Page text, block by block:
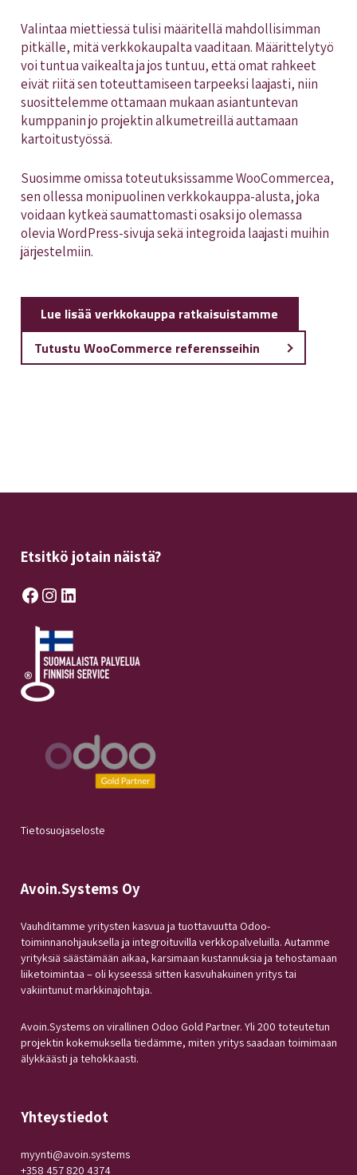
Valintaa miettiessä tulisi määritellä mahdollisimman
pitkälle, mitä verkkokaupalta vaaditaan. Määrittelytyö
voi tuntua vaikealta ja jos tuntuu, että omat rahkeet
eivät riitä sen toteuttamiseen tarpeeksi laajasti, niin
suosittelemme ottamaan mukaan asiantuntevan
kumppanin jo projektin alkumetreillä auttamaan
kartoitustyössä.
Suosimme omissa toteutuksissamme WooCommercea,
sen ollessa monipuolinen verkkokauppa-alusta, joka
voidaan kytkeä saumattomasti osaksi jo olemassa
olevia WordPress-sivuja sekä integroida laajasti muihin
järjestelmiin.
Lue lisää verkkokauppa ratkaisuistamme
Tutustu WooCommerce referensseihin
Etsitkö jotain näistä?
Facebook Instagram LinkedIn
Tietosuojaseloste
Avoin.Systems Oy
Vauhditamme yritysten kasvua ja tuottavuutta Odoo-
toiminnanohjauksella ja integroituvilla verkkopalveluilla. Autamme
yrityksiä säästämään aikaa, karsimaan kustannuksia ja tehostamaan
liiketoimintaa – oli kyseessä sitten kasvuhakuinen yritys tai
vakiintunut markkinajohtaja.
Avoin.Systems on virallinen Odoo Gold Partner. Yli 200 toteutetun
projektin kokemuksella tiedämme, miten yritys saadaan toimimaan
älykkäästi ja tehokkaasti.
Yhteystiedot
myynti@avoin.systems
+358 457 820 4374